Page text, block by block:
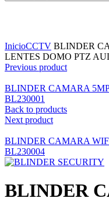
InicioCCTV BLINDER
LENTES DOMO PTZ
Previous product
BLINDER CAMARA
BL230001
Back to products
Next product
BLINDER CAMARA
BL230004
BLINDER